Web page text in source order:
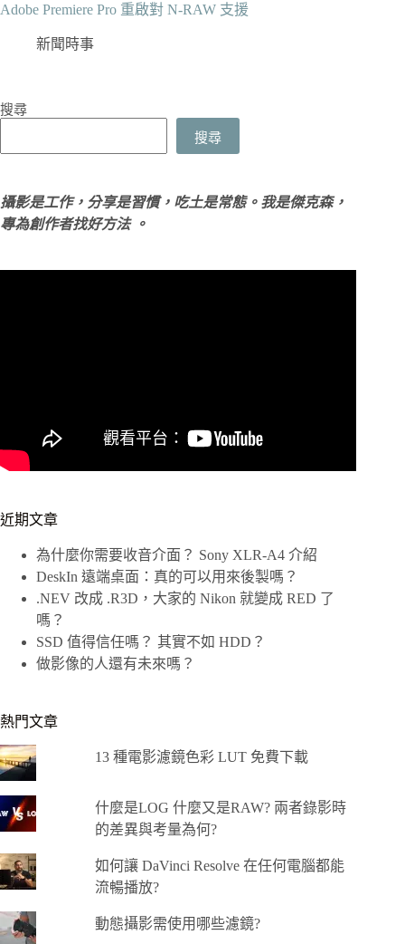
Adobe Premiere Pro 重啟對 N-RAW 支援
新聞時事
搜尋
搜尋
攝影是工作，分享是習慣，吃土是常態。我是傑克森，
專為創作者找好方法 。
近期文章
為什麼你需要收音介面？ Sony XLR-A4 介紹
DeskIn 遠端桌面：真的可以用來後製嗎？
.NEV 改成 .R3D，大家的 Nikon 就變成 RED 了
嗎？
SSD 值得信任嗎？ 其實不如 HDD？
做影像的人還有未來嗎？
熱門文章
13 種電影濾鏡色彩 LUT 免費下載
什麼是LOG 什麼又是RAW? 兩者錄影時
的差異與考量為何?
如何讓 DaVinci Resolve 在任何電腦都能
流暢播放?
動態攝影需使用哪些濾鏡?